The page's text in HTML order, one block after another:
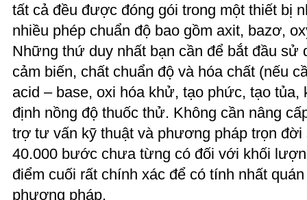
tất cả đều được đóng gói trong một thiết bị
nhiều phép chuẩn độ bao gồm axit, bazơ,
Những thứ duy nhất bạn cần để bắt đầu sử
cảm biến, chất chuẩn độ và hóa chất (nếu
acid – base, oxi hóa khử, tạo phức, tạo
định nồng độ thuốc thử. Không cần nâng
trợ tư vấn kỹ thuật và phương pháp trọn
40.000 bước chưa từng có đối với khối
điểm cuối rất chính xác để có tính nhất
phương pháp.